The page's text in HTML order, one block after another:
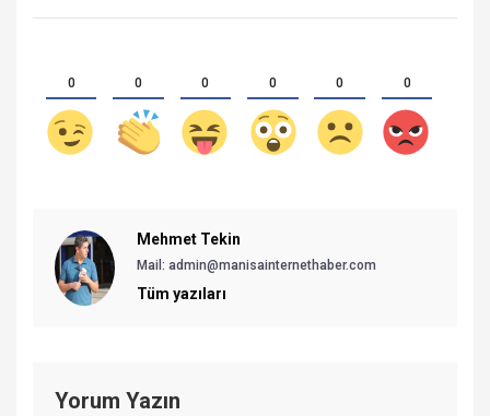
0 0 0 0 0 0
Mehmet Tekin
Mail: admin@manisainternethaber.com
Tüm yazıları
Yorum Yazın